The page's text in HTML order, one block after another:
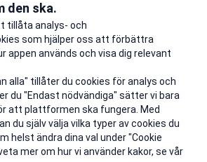
problem
den ska.
tillåta analys- och
som hjälper oss att förbättra
appen används och visa dig relevant
alla" tillåter du cookies för analys och
du "Endast nödvändiga" sätter vi bara
att plattformen ska fungera. Med
du själv välja vilka typer av cookies du
helst ändra dina val under "Cookie
mer om hur vi använder kakor, se vår